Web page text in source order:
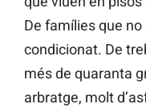
De famílies que no
condicionat. De
més de quaranta
arbratge, molt